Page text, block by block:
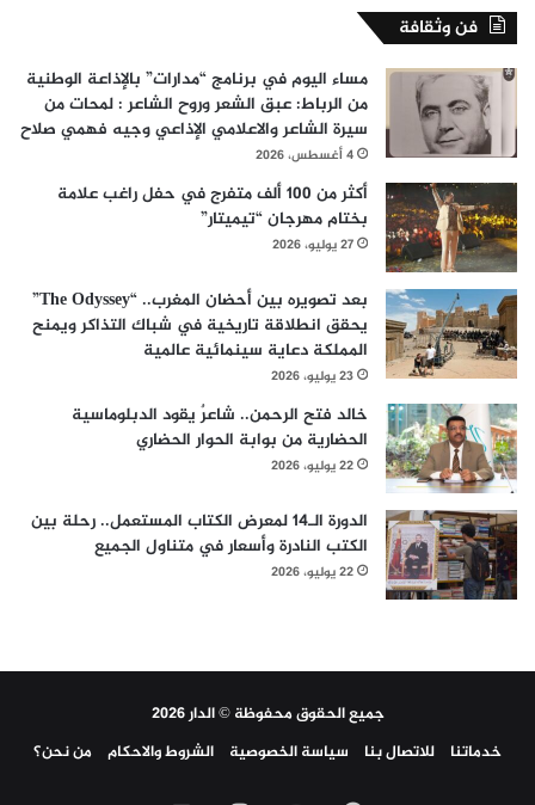
فن وثقافة
مساء اليوم في برنامج “مدارات” بالإذاعة الوطنية
من الرباط: عبق الشعر وروح الشاعر : لمحات من
سيرة الشاعر والاعلامي الإذاعي وجيه فهمي صلاح
4 أغسطس، 2026
أكثر من 100 ألف متفرج في حفل راغب علامة
بختام مهرجان “تيميتار”
27 يوليو، 2026
بعد تصويره بين أحضان المغرب.. “The Odyssey”
يحقق انطلاقة تاريخية في شباك التذاكر ويمنح
المملكة دعاية سينمائية عالمية
23 يوليو، 2026
خالد فتح الرحمن.. شاعرٌ يقود الدبلوماسية
الحضارية من بوابة الحوار الحضاري
22 يوليو، 2026
الدورة الـ14 لمعرض الكتاب المستعمل.. رحلة بين
الكتب النادرة وأسعار في متناول الجميع
22 يوليو، 2026
جميع الحقوق محفوظة © الدار 2026
خدماتنا
للاتصال بنا سياسة الخصوصية الشروط والاحكام من نحن؟